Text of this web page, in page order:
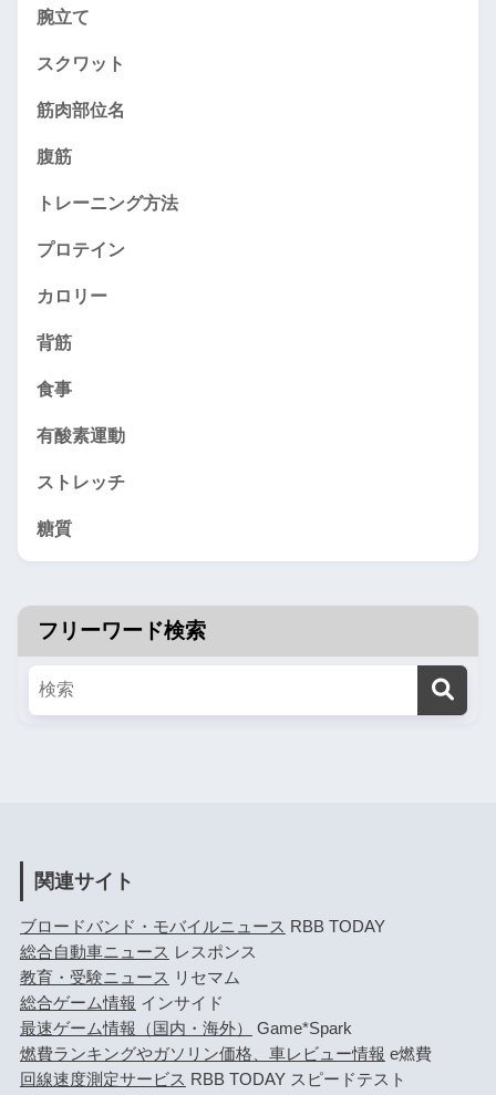
腕立て
スクワット
筋肉部位名
腹筋
トレーニング方法
プロテイン
カロリー
背筋
食事
有酸素運動
ストレッチ
糖質
フリーワード検索
関連サイト
ブロードバンド・モバイルニュース RBB TODAY
総合自動車ニュース レスポンス
教育・受験ニュース リセマム
総合ゲーム情報 インサイド
最速ゲーム情報（国内・海外）
Game*Spark
燃費ランキングやガソリン価格、車レビュー情報 e燃費
回線速度測定サービス RBB TODAY スピードテスト